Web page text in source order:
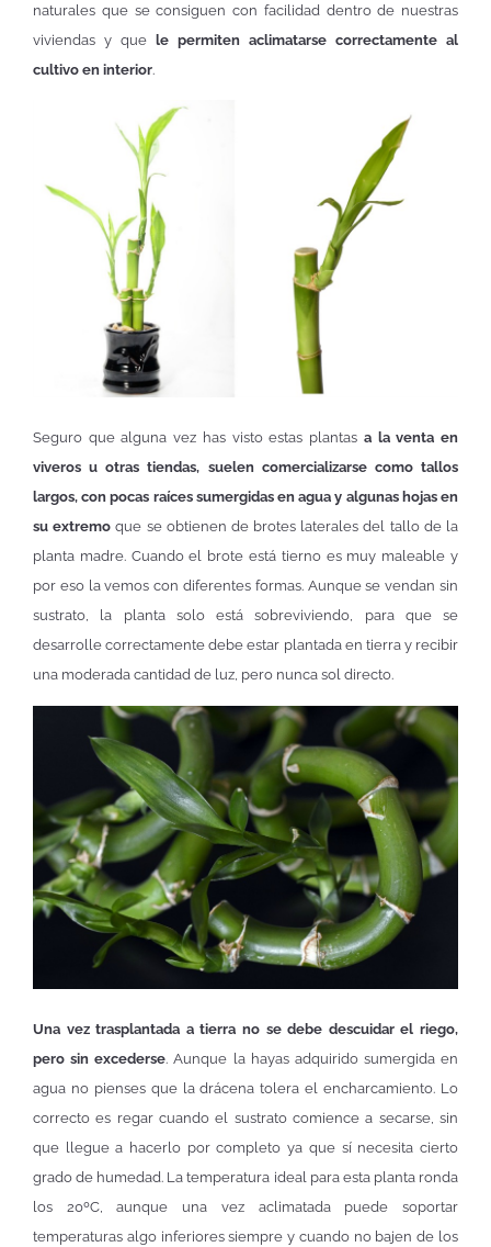
naturales que se consiguen con facilidad dentro de nuestras
viviendas y que le permiten aclimatarse correctamente al
cultivo en interior.
Seguro que alguna vez has visto estas plantas a la venta en
viveros u otras tiendas, suelen comercializarse como tallos
largos, con pocas raíces sumergidas en agua y algunas hojas en
su extremoque se obtienen de brotes laterales del tallo de la
planta madre. Cuando el brote está tierno es muy maleable y
por eso la vemos con diferentes formas. Aunque se vendan sin
sustrato, la planta solo está sobreviviendo, para que se
desarrolle correctamente debe estar plantada en tierra y recibir
una moderada cantidad de luz, pero nunca sol directo.
Una vez trasplantada a tierra no se debe descuidar el riego,
pero sin excederse. Aunque la hayas adquirido sumergida en
agua no pienses que la drácena tolera el encharcamiento. Lo
correcto es regar cuando el sustrato comience a secarse, sin
que llegue a hacerlo por completo ya que sí necesita cierto
grado de humedad. La temperatura ideal para esta planta ronda
los 20ºC, aunque una vez aclimatada puede soportar
temperaturas algo inferiores siempre y cuando no bajen de los